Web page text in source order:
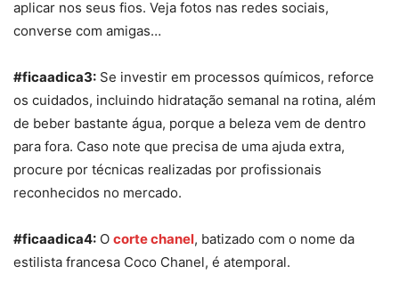
aplicar nos seus fios. Veja fotos nas redes sociais,
converse com amigas…
#ficaadica3: Se investir em processos químicos, reforce
os cuidados, incluindo hidratação semanal na rotina, além
de beber bastante água, porque a beleza vem de dentro
para fora. Caso note que precisa de uma ajuda extra,
procure por técnicas realizadas por profissionais
reconhecidos no mercado.
#ficaadica4: O corte chanel, batizado com o nome da
estilista francesa Coco Chanel, é atemporal.